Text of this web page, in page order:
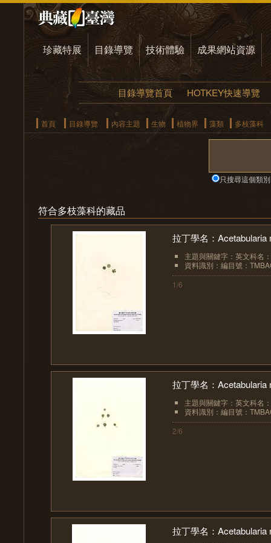
珍藏特展 目錄導覽 技術體驗 成果網站資源
目錄導覽首頁 HOTKEY快速導覽
首頁 目錄導覽 內容主題 生物 植物界 藻類 多枝藻科
只搜尋這個類別
符合多枝藻科的藏品
拉丁學名：Acetabularia
主題與關鍵字：英文科名
資料識別：編目號：
1/6
拉丁學名：Acetabularia
主題與關鍵字：英文科名
資料識別：編目號：
2/6
拉丁學名：Acetabularia